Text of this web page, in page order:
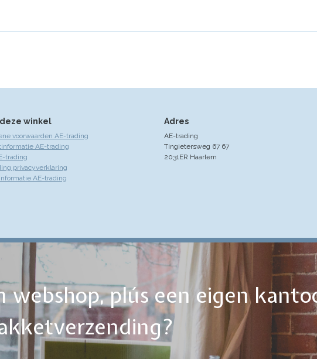
winkel
voorwaarden AE-trading
AE-trading
trading
privacyverklaring
AE-trading
Adres
AE-trading
Tingietersweg 67 67
2031ER Haarlem
webshop, plús een eigen